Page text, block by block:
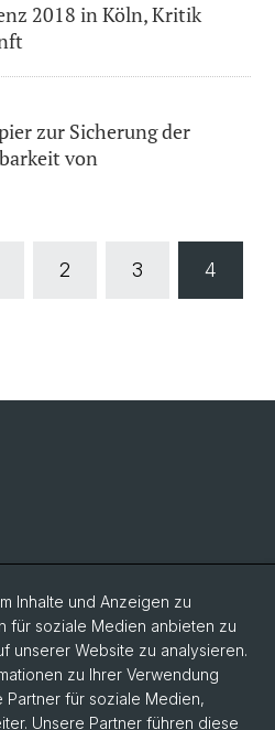
2018 in Köln, Kritik
zur Sicherung der
von
2 3 4
Inhalte und Anzeigen zu
für soziale Medien anbieten zu
unserer Website zu analysieren.
zu Ihrer Verwendung
Partner für soziale Medien,
Unsere Partner führen diese